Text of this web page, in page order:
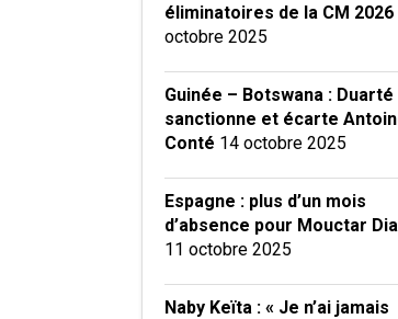
éliminatoires de la CM 2026
octobre 2025
Guinée – Botswana : Duarté
sanctionne et écarte
Conté 14 octobre 2025
Espagne : plus d’un mois
d’absence pour Mouctar
11 octobre 2025
Naby Keïta : « Je n’ai jamais